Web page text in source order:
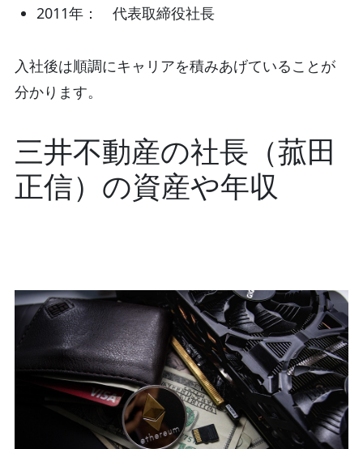
2011年： 代表取締役社長
入社後は順調にキャリアを積みあげていることが
分かります。
三井不動産の社長（菰田
正信）の資産や年収